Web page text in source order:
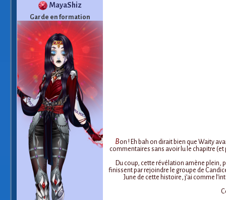
MayaShiz
Garde en formation
Bon ! Eh bah on dirait bien que Waity
commentaires sans avoir lu le chapitre (et
Du coup, cette révélation amène plein,
finissent par rejoindre le groupe de
June de cette histoire, j’ai comme